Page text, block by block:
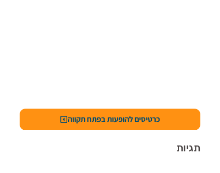
כרטיסים להופעות בפתח תקווה
תגיות